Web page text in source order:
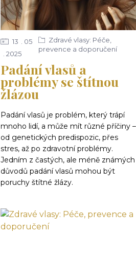
Padání vlasů a
problémy se štítnou
žlázou
13
05
2025
Zdravé vlasy: Péče,
prevence a doporučení
Padání vlasů je problém, který trápí
mnoho lidí, a může mít různé příčiny –
od genetických predispozic, přes
stres, až po zdravotní problémy.
Jedním z častých, ale méně známých
důvodů padání vlasů mohou být
poruchy štítné žlázy.